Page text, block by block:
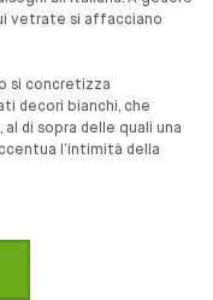
vetrate si affacciano
si concretizza
decori bianchi, che
di sopra delle quali una
l’intimità della